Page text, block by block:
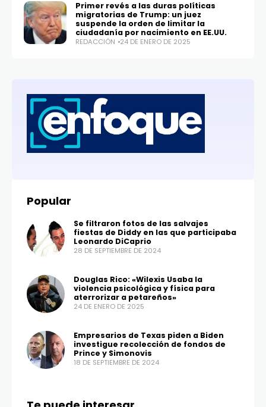
Primer revés a las duras políticas
migratorias de Trump: un juez
suspende la orden de limitar la
ciudadanía por nacimiento en EE.UU.
REDACCIÓN 24 DE ENERO DE 2025
Popular
Se filtraron fotos de las salvajes
fiestas de Diddy en las que participaba
Leonardo DiCaprio
28 DE SEPTIEMBRE DE 2024
Douglas Rico: «Wilexis Usaba la
violencia psicológica y física para
aterrorizar a petareños»
24 DE ENERO DE 2025
Empresarios de Texas piden a Biden
investigue recolección de fondos de
Prince y Simonovis
18 DE SEPTIEMBRE DE 2024